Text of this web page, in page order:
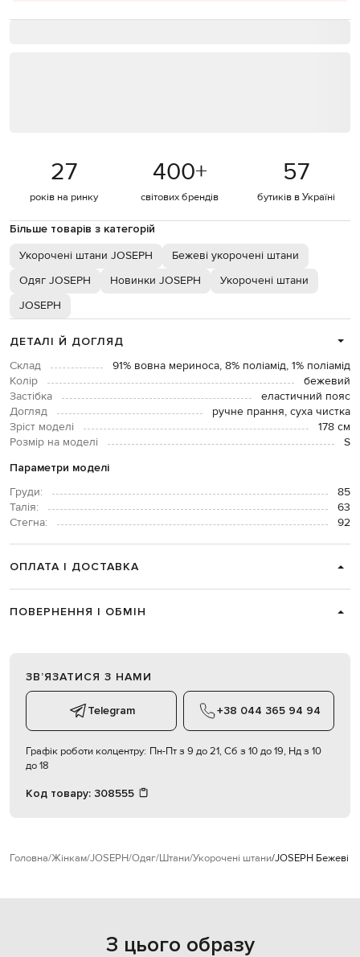
27
років на ринку
400+
світових брендів
57
бутиків в Україні
Більше товарів з категорій
Укорочені штани JOSEPH
Бежеві укорочені штани
Одяг JOSEPH
Новинки JOSEPH
Укорочені штани
JOSEPH
ДЕТАЛІ Й ДОГЛЯД
Склад
91% вовна мериноса, 8% поліамід, 1% поліамід
Колір
бежевий
Застібка
еластичний пояс
Догляд
ручне прання, суха чистка
Зріст моделі
178 см
Розмір на моделі
S
Параметри моделі
Груди:
85
Талія:
63
Стегна:
92
ОПЛАТА І ДОСТАВКА
ПОВЕРНЕННЯ І ОБМІН
ЗВʼЯЗАТИСЯ З НАМИ
Telegram +38 044 365 94 94
Графік роботи колцентру: Пн-Пт з 9 до 21, Сб з 10 до 19, Нд з 10
до 18
Код товару: 308555
Головна Жінкам JOSEPH Одяг Штани Укорочені штани JOSEPH Бежеві
З цього образу